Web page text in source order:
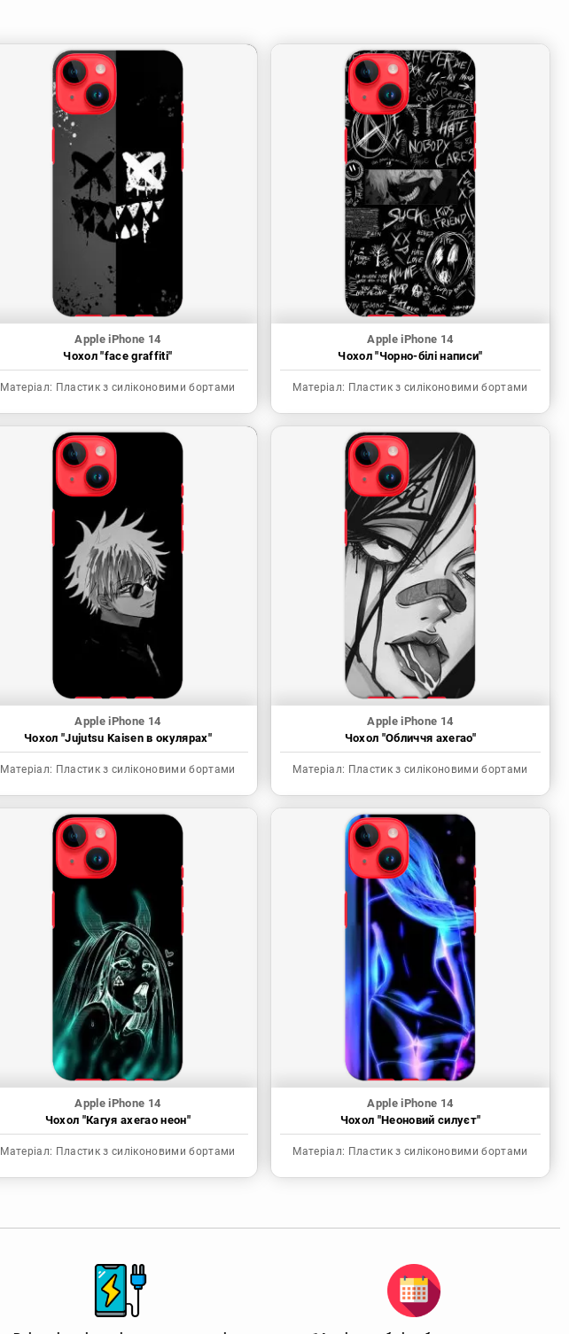
Apple iPhone 14
Чохол "face graffiti"
Матеріал: Пластик з силіконовими бортами
Apple iPhone 14
Чохол "Чорно-білі написи"
Матеріал: Пластик з силіконовими бортами
Apple iPhone 14
Чохол "Jujutsu Kaisen в окулярах"
Матеріал: Пластик з силіконовими бортами
Apple iPhone 14
Чохол "Обличчя ахегао"
Матеріал: Пластик з силіконовими бортами
Apple iPhone 14
Чохол "Кагуя ахегао неон"
Матеріал: Пластик з силіконовими бортами
Apple iPhone 14
Чохол "Неоновий силуєт"
Матеріал: Пластик з силіконовими бортами